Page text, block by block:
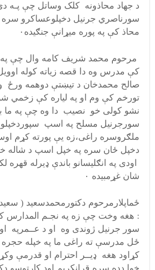
د جهاد محاذونه کلک وساتل چې پـه
سورناصري جرنیل دخپلوعساکرو
محاذ کې په پوره میړانې جنګیده۰
مرحوم محمد شریف کامه وال چې
کې مدرس وه دا قصه زیاته کوله
صالح محمدخان د تیښتې دوهمه ورځ
تورخم کې وم او په لیاره کې
نشو کولی خو نصیب دا وه چې په ما
سورجرنیل مسلح په اسپ
ملګروسره راغی،زه یې پورته کړم
دخپل ځان سره په خپل اسپ د شاله
اودی په انګلیسانو باندې ډیرله قهره
شان غړمبیده ۰
ځماپلارمرحوم دکتورمحمدسعید (
: هغه وخت چې زه په نجـم المدارس
سور جرنیل ژوندی وه او د عــمرپه
ځل مدرسې ته راغی ما په خپله حجره
کړاود هغه ډیــر احترام او قدرمې
خوا دده سره قرانکریم اود کارتوسو